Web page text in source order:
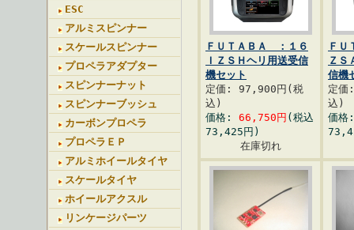
ESC
アルミスピンナー
スケールスピンナー
プロペラアダプター
スピンナーナット
スピンナーブッシュ
カーボンプロペラ
プロペラＥＰ
アルミホイールタイヤ
スケールタイヤ
ホイールアクスル
リンケージパーツ
ＦＵＴＡＢＡ ：１６
ＩＺＳＨヘリ用送受信
機セット
定価: 97,900円(税
込)
価格: 66,750円 (税込
73,425円)
在庫切れ
Ｆ
ＺＳ
信機
定
込)
価